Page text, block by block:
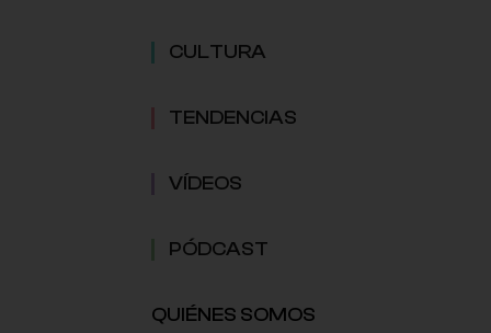
CULTURA
TENDENCIAS
VÍDEOS
PÓDCAST
QUIÉNES SOMOS